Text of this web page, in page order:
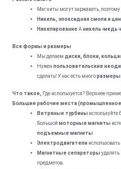
Магниты могут заржаветь,
Никель, эпоксидная смола и
Никелирование Aникель-медь-
Все формы и размеры
Мы делаем диски, блоки, кольца
Нуженпользовательские
сделать! У нас есть многоразмеры
Что такое,
Где используется? Верхнее
Большие рабочие места (промышленное
Ветряные турбины используйте
Большоймоторные магниты
подъемные магниты
Электродвигатели
Магнитные сепараторы удалять
предметов.